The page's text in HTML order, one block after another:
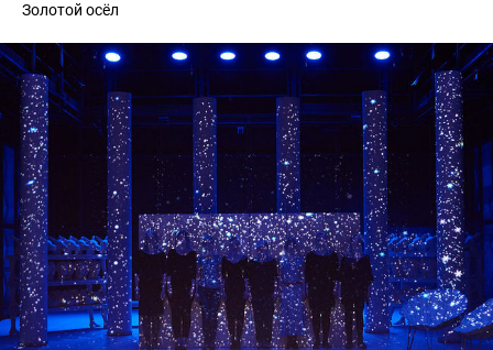
Золотой осёл